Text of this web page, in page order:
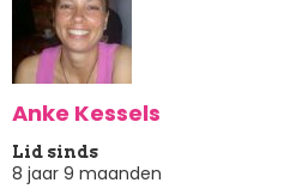
Anke Kessels
Lid sinds
8 jaar 9 maanden